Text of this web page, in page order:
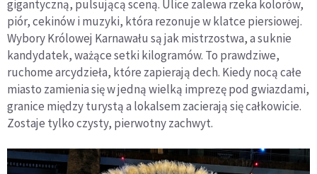
gigantyczną, pulsującą sceną. Ulice zalewa rzeka kolorów,
piór, cekinów i muzyki, która rezonuje w klatce piersiowej.
Wybory Królowej Karnawału są jak mistrzostwa, a suknie
kandydatek, ważące setki kilogramów. To prawdziwe,
ruchome arcydzieła, które zapierają dech. Kiedy nocą całe
miasto zamienia się w jedną wielką imprezę pod gwiazdami,
granice między turystą a lokalsem zacierają się całkowicie.
Zostaje tylko czysty, pierwotny zachwyt.